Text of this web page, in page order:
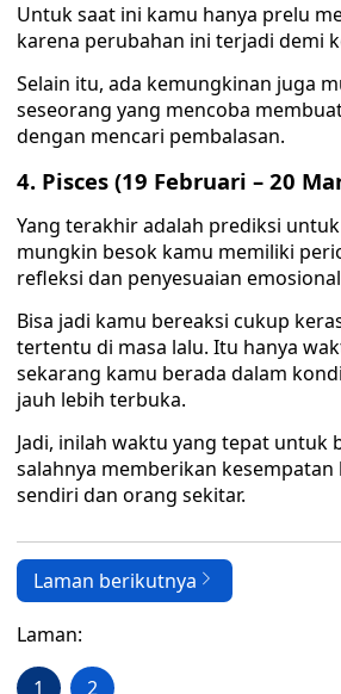
Untuk saat ini kamu hanya prelu
karena perubahan ini terjadi demi
Selain itu, ada kemungkinan juga
seseorang yang mencoba
dengan mencari pembalasan.
4. Pisces (19 Februari – 20
Yang terakhir adalah prediksi
mungkin besok kamu memiliki
refleksi dan penyesuaian
Bisa jadi kamu bereaksi cukup
tertentu di masa lalu. Itu hanya
sekarang kamu berada dalam
jauh lebih terbuka.
Jadi, inilah waktu yang tepat untuk
salahnya memberikan
sendiri dan orang sekitar.
Laman berikutnya
Laman:
1 2